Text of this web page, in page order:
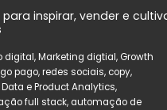
inspirar, vender e
Marketing digtial, Growth
pago, redes sociais, copy,
e Product Analytics,
full stack, automação de